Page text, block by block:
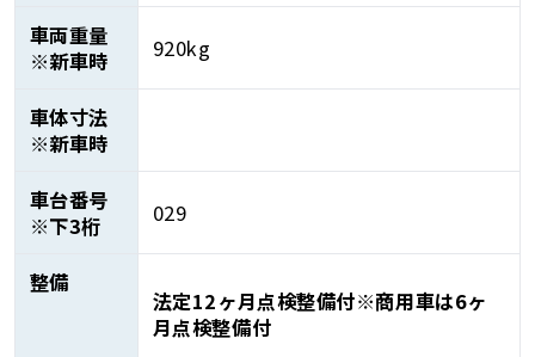
車両重量
※新車時
920kg
車体寸法
※新車時
車台番号
※下3桁
029
整備
法定12ヶ月点検整備付※商用車は6ヶ
月点検整備付